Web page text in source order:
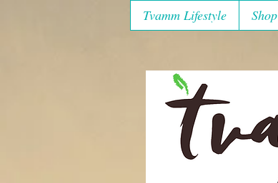
Tvamm Lifestyle Shop